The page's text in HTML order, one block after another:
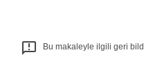
Bu makaleyle ilgili geri